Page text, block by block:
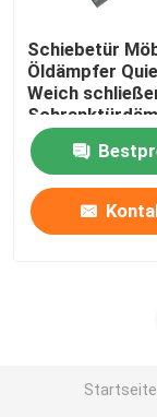
Schiebetür
Öldämpfer
Weich
Startseite